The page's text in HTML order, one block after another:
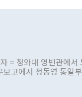
= 청와대 영빈관에서
고에서 정동영 통일
은 사안을 정책으로